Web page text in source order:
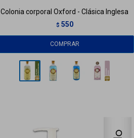
Colonia corporal Oxford - Clásica Inglesa
$ 550